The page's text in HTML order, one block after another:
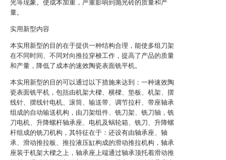
光等现象。使成本加重，严重影响到抛光砖的质量和产
量。
实用新型内容
本实用新型的目的在于提供一种结构合理，能使多组刀架
在不同时间、不同对向推拉穿梭工作，提高了产品的质量
和产量，降低了成本的速效陶瓷表面铣平机。
本实用新型的目的可以通过以下措施来达到：一种速效陶
瓷表面铣平机，包括由机架大樑、横樑、垫板、机架、摆
线针、摆线针电机、滚筒、输送带、调节拉杆、带座轴承
组成的自动输送机构，由刀架组件、铣刀架、铣刀轴，铣
刀电机、升降螺杆轴承座、电机及蜗轮箱、铣刀、升降螺
杆组成的铣刀机构，其特征在于：还设有由轴承座、轴
承、滑动推拉板、推拉液压缸构成的滑动推拉机构，轴承
座装于机架大樑之上，轴承座上端通过轴承顶托着滑动推